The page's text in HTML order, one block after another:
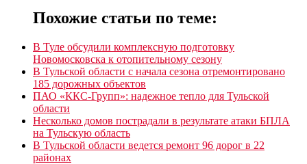
Похожие статьи по теме:
В Туле обсудили комплексную подготовку
Новомосковска к отопительному сезону
В Тульской области с начала сезона отремонтировано
185 дорожных объектов
ПАО «ККС-Групп»: надежное тепло для Тульской
области
Несколько домов пострадали в результате атаки БПЛА
на Тульскую область
В Тульской области ведется ремонт 96 дорог в 22
районах